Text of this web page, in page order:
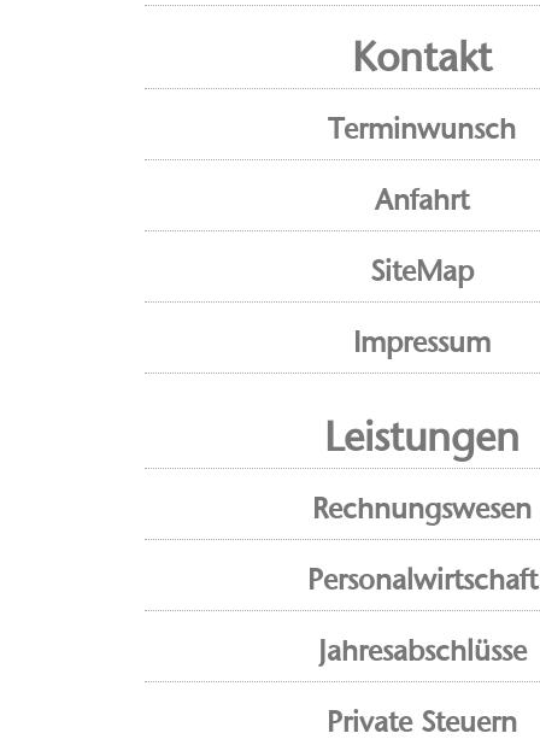
Kontakt
Terminwunsch
Anfahrt
SiteMap
Impressum
Leistungen
Rechnungswesen
Personalwirtschaft
Jahresabschlüsse
Private Steuern